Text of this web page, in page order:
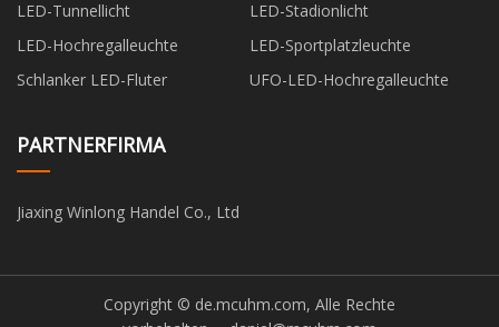
LED-Tunnellicht
LED-Stadionlicht
LED-Hochregalleuchte
LED-Sportplatzleuchte
Schlanker LED-Fluter
UFO-LED-Hochregalleuchte
PARTNERFIRMA
Jiaxing Winlong Handel Co., Ltd
Copyright © de.mcuhm.com, Alle Rechte